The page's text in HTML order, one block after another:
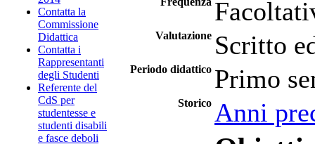
Contatta la
Commissione
Didattica
Contatta i
Rappresentanti
degli Studenti
Referente del
CdS per
studentesse e
studenti disabili
e fasce deboli
Valutazione Scritto
Periodo didattico Primo
Storico Anni